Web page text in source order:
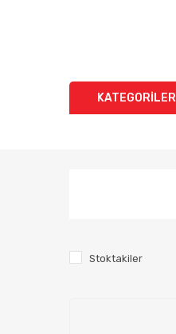
KATEGORİLER
Stoktakiler